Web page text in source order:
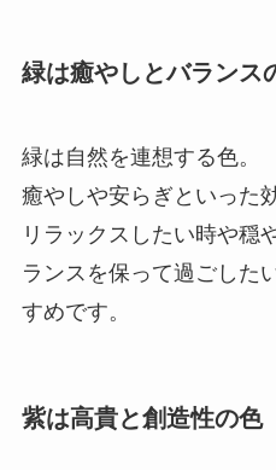
緑は癒やしとバランス
緑は自然を連想する色。
癒やしや安らぎといった
リラックスしたい時や穏
ランスを保って過ごした
すめです。
紫は高貴と創造性の色